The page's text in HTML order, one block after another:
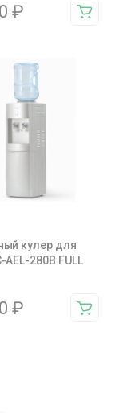
₽
кулер для
280B FULL
₽